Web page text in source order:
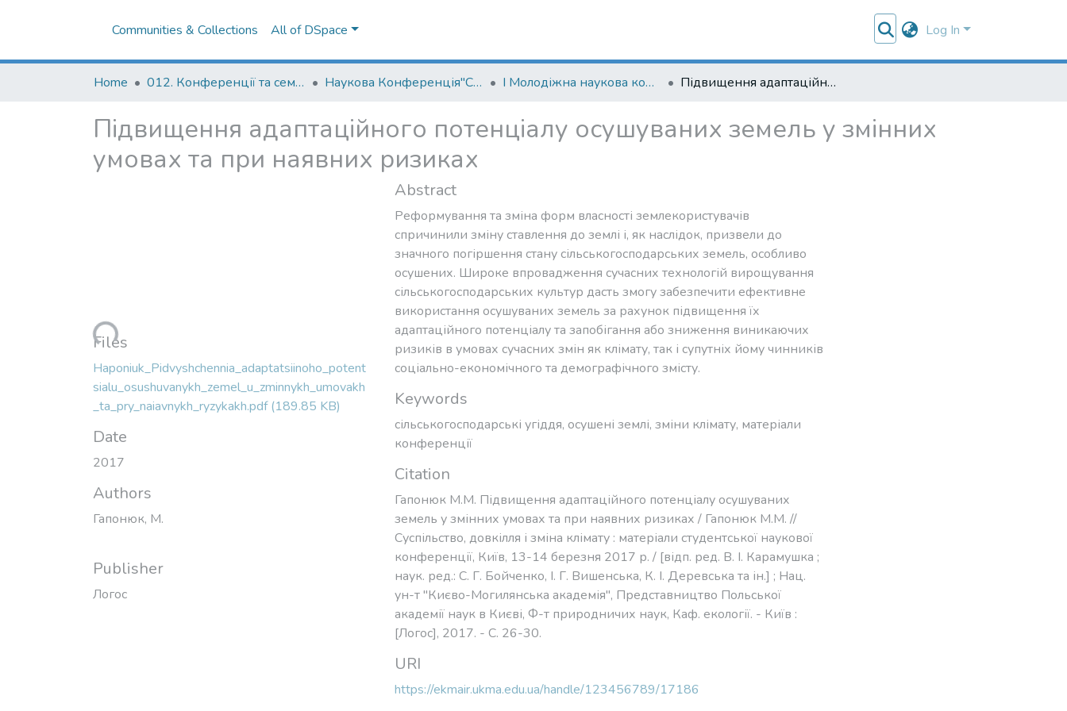
Communities & Collections All of DSpace Log In
Home 012. Конференції та семінари НаУКМА Наукова Конференція"Суспільство, довкілля та зміна клімату" I Молодіжна наукова конференція "Суспільство, довкілля та зміна клімату" (2017) Підвищення адаптаційного потенціалу осушуваних земель у змінних умовах та при наявних ризиках
Підвищення адаптаційного потенціалу осушуваних земель у змінних
умовах та при наявних ризиках
_ta_pry_naiavnykh_ryzykakh.pdf
Date
2017
Authors
Гапонюк, М.
Publisher
Логос
Abstract
Реформування та зміна форм власності землекористувачів
спричинили зміну ставлення до землі і, як наслідок, призвели до
значного погіршення стану сільськогосподарських земель, особливо
осушених. Широке впровадження сучасних технологій вирощування
сільськогосподарських культур дасть змогу забезпечити ефективне
використання осушуваних земель за рахунок підвищення їх
адаптаційного потенціалу та запобігання або зниження виникаючих
ризиків в умовах сучасних змін як клімату, так і супутніх йому чинників
соціально-економічного та демографічного змісту.
Keywords
сільськогосподарські угіддя, осушені землі, зміни клімату, матеріали
конференції
Citation
Гапонюк М.М. Підвищення адаптаційного потенціалу осушуваних
земель у змінних умовах та при наявних ризиках / Гапонюк М.М. //
Суспільство, довкілля і зміна клімату : матеріали студентської наукової
конференції, Київ, 13-14 березня 2017 р. / [відп. ред. В. І. Карамушка ;
наук. ред.: С. Г. Бойченко, І. Г. Вишенська, К. І. Деревська та ін.] ; Нац.
ун-т "Києво-Могилянська академія", Представництво Польської
академії наук в Києві, Ф-т природничих наук, Каф. екології. - Київ :
[Логос], 2017. - С. 26-30.
URI
https://ekmair.ukma.edu.ua/handle/123456789/17186